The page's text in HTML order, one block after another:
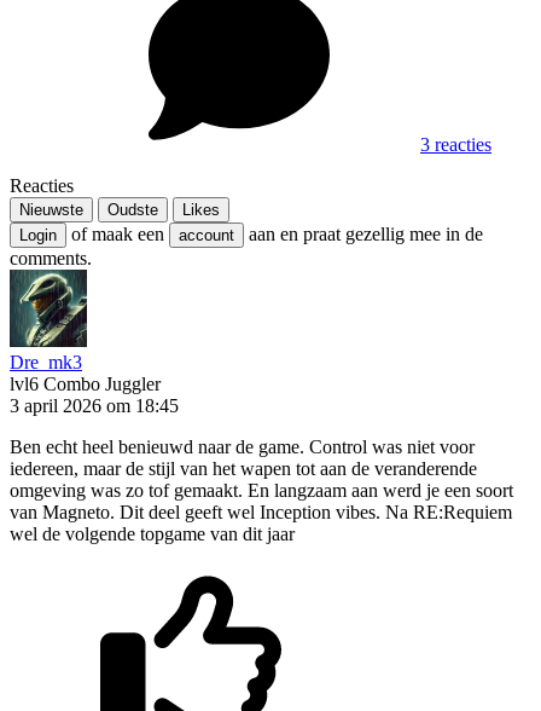
3 reacties
Reacties
Nieuwste Oudste
Likes
Login
of maak een account
aan en praat gezellig mee in de
comments.
Dre_mk3
lvl6 Combo Juggler
3 april 2026 om 18:45
Ben echt heel benieuwd naar de game. Control was niet voor
iedereen, maar de stijl van het wapen tot aan de veranderende
omgeving was zo tof gemaakt. En langzaam aan werd je een soort
van Magneto. Dit deel geeft wel Inception vibes. Na RE:Requiem
wel de volgende topgame van dit jaar